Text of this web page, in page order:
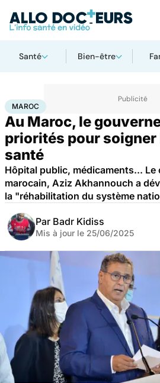
Santé Bien-être
AccueilSanté Santé publiqueMaroc
MAROC
Au Maroc, le
priorités pour soigner
santé
Hôpital public, médicaments...
marocain, Aziz Akhannouch a
la "réhabilitation du système
Par Badr Kidiss
Mis à jour le 25/06/2025